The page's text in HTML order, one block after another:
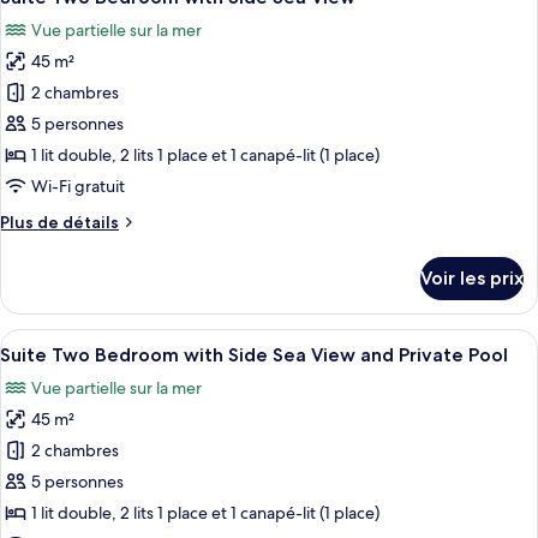
Jacuzzi
Suite
with
Sea
View
and
Jacuzzi
toutes
les
photos
pour
ce
type
de
chambre :
Suite
with
Side
Sea
View
Vue partielle sur la mer
45 m²
2 chambres
5 personnes
1 lit double, 2 lits 1 place et 1 canapé-lit (1 place)
Wi-Fi gratuit
Plus de détails
Plus
le
type
de
Suite
Two
Bedroom
with
Side
Sea
View
Voir les prix
Afficher
toutes
les
photos
pour
ce
type
Une chambre d’hôtel équipée d’un
12
Suite Two Bedroom with Side Sea View and Private Pool
Vue partielle sur la mer
45 m²
2 chambres
5 personnes
1 lit double, 2 lits 1 place et 1 canapé-lit (1 place)